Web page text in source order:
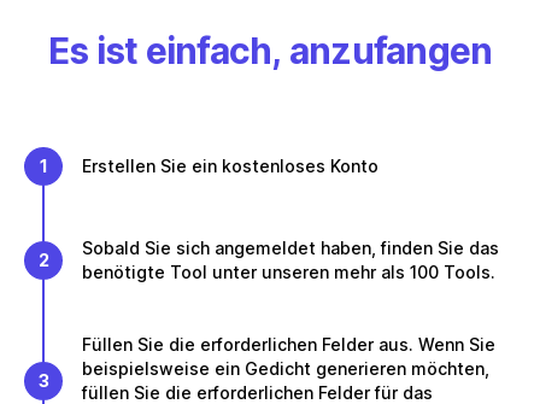
Es ist einfach, anzufangen
1 Erstellen Sie ein kostenloses Konto
2
Sobald Sie sich angemeldet haben, finden Sie das
benötigte Tool unter unseren mehr als 100 Tools.
3
Füllen Sie die erforderlichen Felder aus. Wenn Sie
beispielsweise ein Gedicht generieren möchten,
füllen Sie die erforderlichen Felder für das